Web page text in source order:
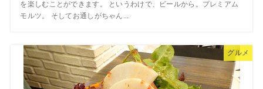
を楽しむことができます。 というわけで、ビールから。プレミアム
モルツ。 そしてお通しがちゃん...
グルメ